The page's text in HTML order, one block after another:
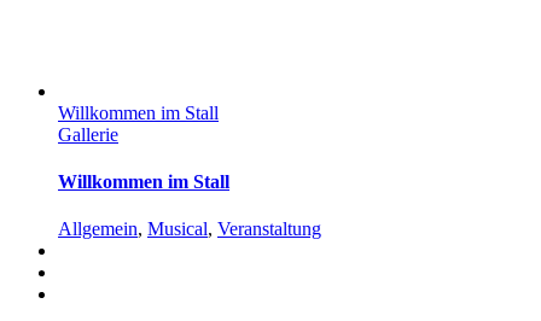
Willkommen im Stall
Gallerie
Willkommen im Stall
Allgemein, Musical, Veranstaltung